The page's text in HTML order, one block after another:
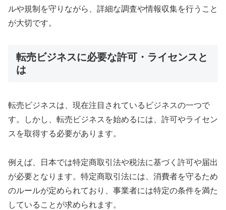
ルや規制を守りながら、詳細な調査や情報収集を行うこと
が大切です。
転売ビジネスに必要な許可・ライセンスと
は
転売ビジネスは、現在注目されているビジネスの一つで
す。しかし、転売ビジネスを始めるには、許可やライセン
スを取得する必要があります。
例えば、日本では特定商取引法や税法に基づく許可や届出
が必要となります。特定商取引法には、消費者を守るため
のルールが定められており、事業者には特定の条件を満た
していることが求められます。